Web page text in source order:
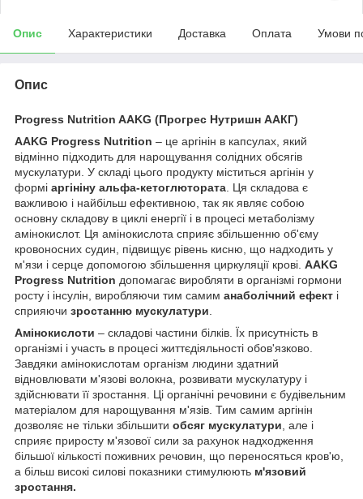
Опис Характеристики Доставка Оплата Умови
Опис
Progress Nutrition AAKG (Прогрес Нутришн ААКГ)
AAKG Progress Nutrition – це аргінін в капсулах, який
відмінно підходить для нарощування солідних обсягів
мускулатури. У складі цього продукту міститься аргінін у
формі аргініну альфа-кетоглютората . Ця складова є
важливою і найбільш ефективною, так як являє собою
основну складову в циклі енергії і в процесі метаболізму
амінокислот. Ця амінокислота сприяє збільшенню об'єму
кровоносних судин, підвищує рівень кисню, що надходить у
м'язи і серце допомогою збільшення циркуляції крові. AAKG
Progress Nutrition допомагає виробляти в організмі гормони
росту і інсулін, виробляючи тим самим анаболічний ефект і
сприяючи зростанню мускулатури
Амінокислоти – складові частини білків. Їх присутність в
організмі і участь в процесі життєдіяльності обов'язково.
Завдяки амінокислотам організм людини здатний
відновлювати м'язові волокна, розвивати мускулатуру і
здійснювати її зростання. Ці органічні речовини є будівельним
матеріалом для нарощування м'язів. Тим самим аргінін
дозволяє не тільки збільшити обсяг мускулатури , але і
сприяє приросту м'язової сили за рахунок надходження
більшої кількості поживних речовин, що переносяться кров'ю,
а більш високі силові показники стимулюють м'язовий
зростання.